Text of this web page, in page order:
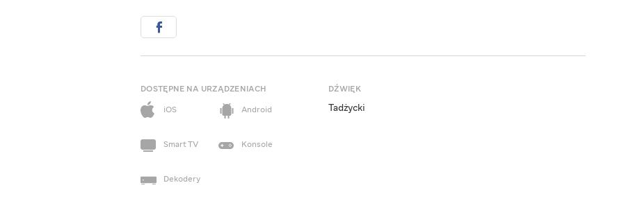
DOSTĘPNE NA URZĄDZENIACH
iOS
Android
Smart TV Konsole
Dekodery
DŹWIĘK
Tadżycki